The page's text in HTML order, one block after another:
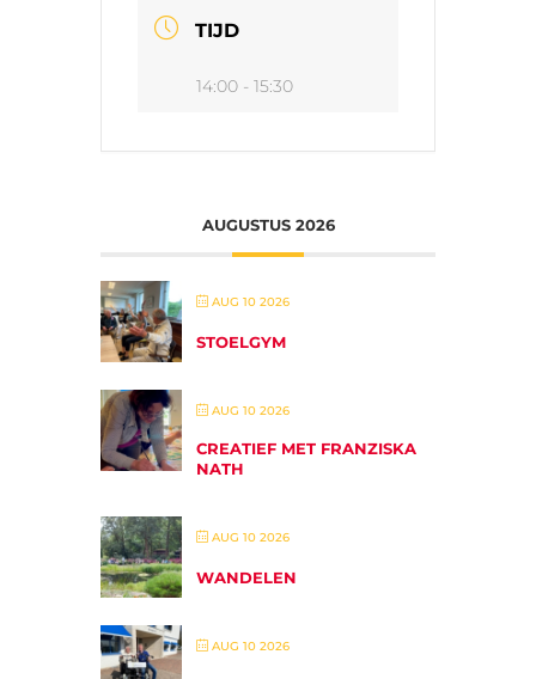
TIJD
14:00 - 15:30
AUGUSTUS 2026
AUG 10 2026
STOELGYM
AUG 10 2026
CREATIEF MET FRANZISKA
NATH
AUG 10 2026
WANDELEN
AUG 10 2026